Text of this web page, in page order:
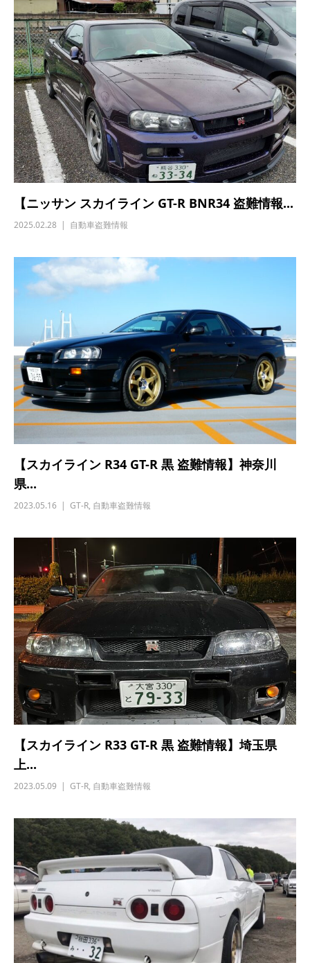
【ニッサン スカイライン GT-R BNR34 盗難情報...
2025.02.28 自動車盗難情報
【スカイライン R34 GT-R 黒 盗難情報】神奈川
県...
2023.05.16 GT-R, 自動車盗難情報
【スカイライン R33 GT-R 黒 盗難情報】埼玉県
上...
2023.05.09 GT-R, 自動車盗難情報